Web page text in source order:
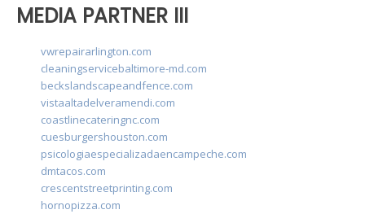
MEDIA PARTNER III
vwrepairarlington.com
cleaningservicebaltimore-md.com
beckslandscapeandfence.com
vistaaltadelveramendi.com
coastlinecateringnc.com
cuesburgershouston.com
psicologiaespecializadaencampeche.com
dmtacos.com
crescentstreetprinting.com
hornopizza.com